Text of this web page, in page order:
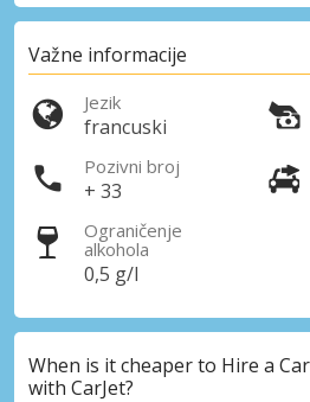
Prijava
Važne informacije
Jezik
francuski
Pozivni broj
+ 33
Ograničenje
alkohola
0,5 g/l
When is it cheaper to Hire a
with CarJet?